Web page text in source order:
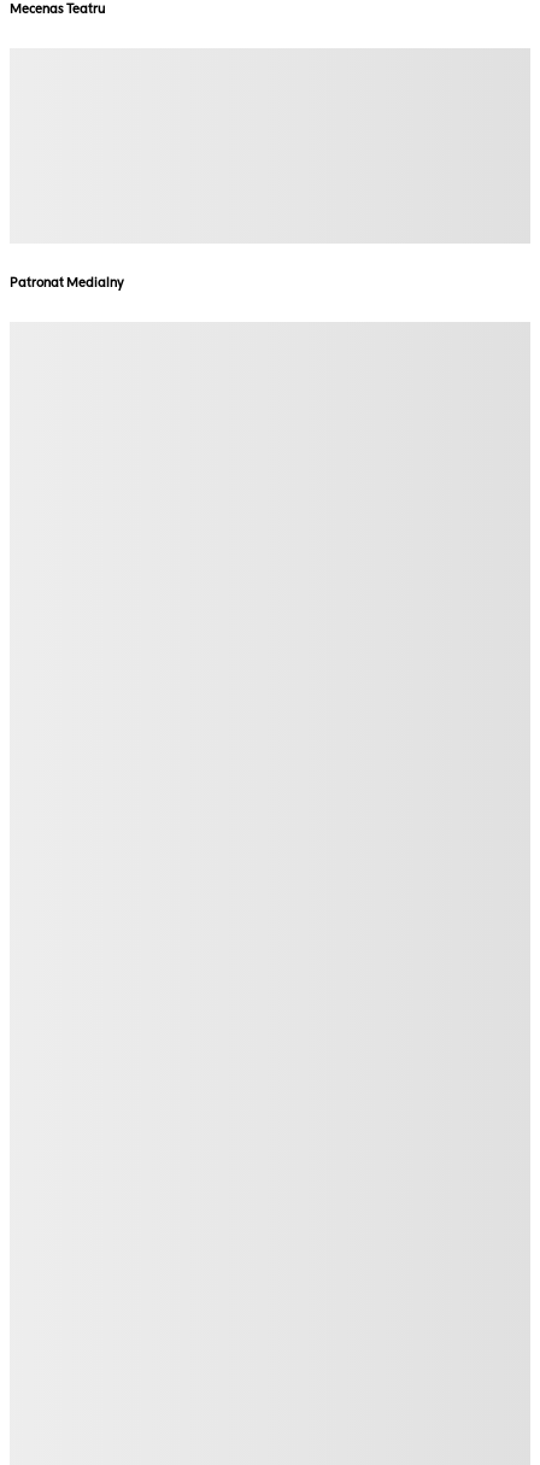
Mecenas Teatru
Patronat Medialny